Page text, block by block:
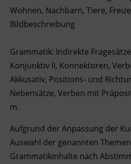
Wohnen, Nachbarn, Tiere,
Bildbeschreibung
Grammatik: Indirekte
Konjunktiv II, Konnektoren,
Akkusativ, Positions- und
Nebensätze, Verben mit
m.
Aufgrund der Anpassung der
Auswahl der genannten
Grammatikinhalte nach